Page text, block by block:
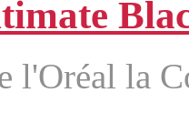
l'Oréal la